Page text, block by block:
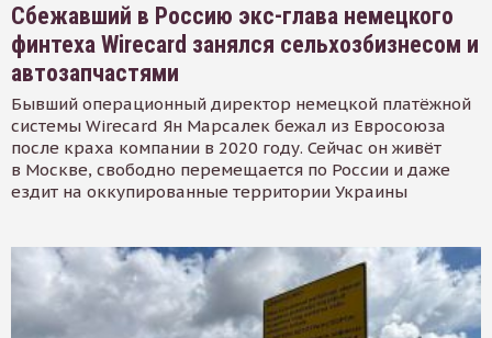
Сбежавший в Россию экс-глава немецкого
финтеха Wirecard занялся сельхозбизнесом и
автозапчастями
Бывший операционный директор немецкой платёжной
системы Wirecard Ян Марсалек бежал из Евросоюза
после краха компании в 2020 году. Сейчас он живёт
в Москве, свободно перемещается по России и даже
ездит на оккупированные территории Украины